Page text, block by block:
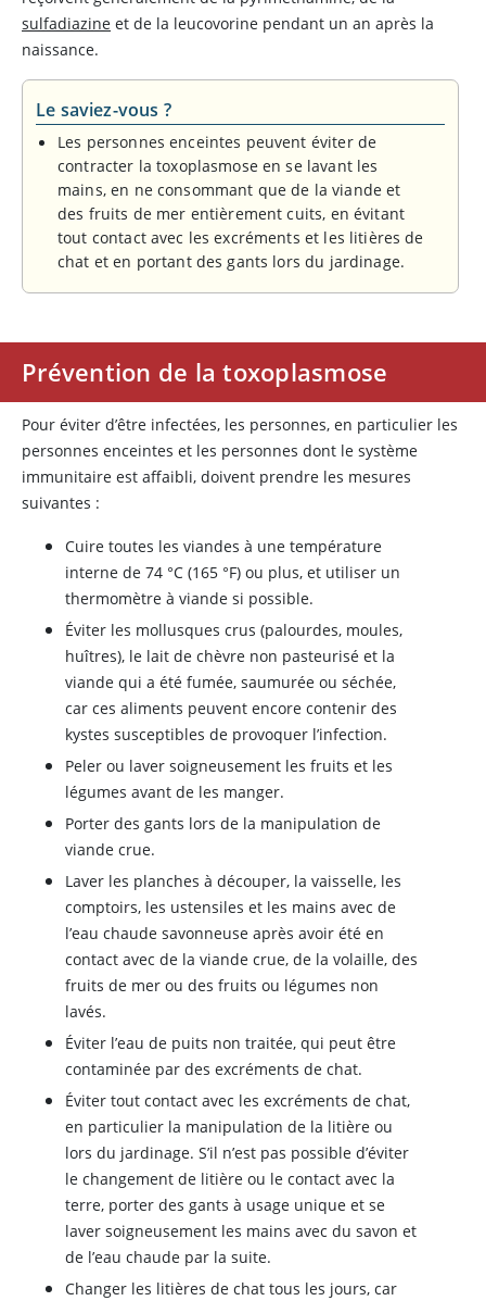
sulfadiazine et de la leucovorine pendant un an après la
naissance.
Le saviez-vous ?
Les personnes enceintes peuvent éviter de
contracter la toxoplasmose en se lavant les
mains, en ne consommant que de la viande et
des fruits de mer entièrement cuits, en évitant
tout contact avec les excréments et les litières de
chat et en portant des gants lors du jardinage.
Prévention de la toxoplasmose
Pour éviter d’être infectées, les personnes, en particulier les
personnes enceintes et les personnes dont le système
immunitaire est affaibli, doivent prendre les mesures
suivantes :
Cuire toutes les viandes à une température
interne de 74 °C (165 °F) ou plus, et utiliser un
thermomètre à viande si possible.
Éviter les mollusques crus (palourdes, moules,
huîtres), le lait de chèvre non pasteurisé et la
viande qui a été fumée, saumurée ou séchée,
car ces aliments peuvent encore contenir des
kystes susceptibles de provoquer l’infection.
Peler ou laver soigneusement les fruits et les
légumes avant de les manger.
Porter des gants lors de la manipulation de
viande crue.
Laver les planches à découper, la vaisselle, les
comptoirs, les ustensiles et les mains avec de
l’eau chaude savonneuse après avoir été en
contact avec de la viande crue, de la volaille, des
fruits de mer ou des fruits ou légumes non
lavés.
Éviter l’eau de puits non traitée, qui peut être
contaminée par des excréments de chat.
Éviter tout contact avec les excréments de chat,
en particulier la manipulation de la litière ou
lors du jardinage. S’il n’est pas possible d’éviter
le changement de litière ou le contact avec la
terre, porter des gants à usage unique et se
laver soigneusement les mains avec du savon et
de l’eau chaude par la suite.
Changer les litières de chat tous les jours, car